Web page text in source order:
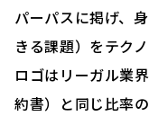
パーパスに掲げ、
きる課題）をテク
ロゴはリーガル業
約書）と同じ比率